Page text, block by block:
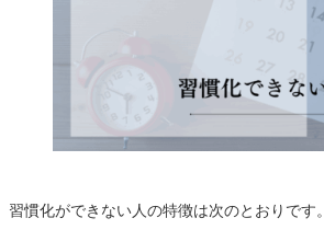
習慣化ができない人の特徴は次のとおりです。